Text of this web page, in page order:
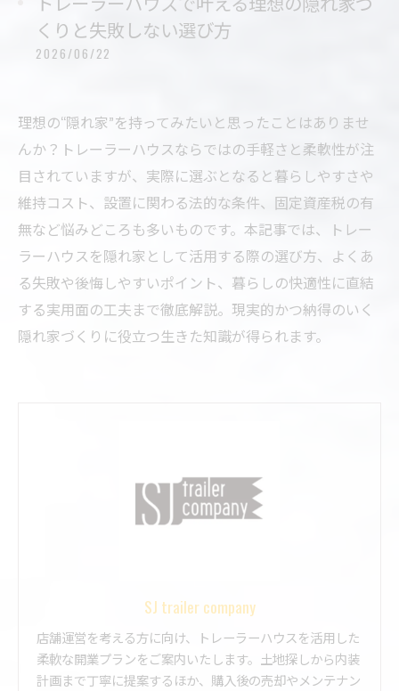
くりと失敗しない選び方
2026/06/22
理想の“隠れ家”を持ってみたいと思ったことはありませ
んか？トレーラーハウスならではの手軽さと柔軟性が注
目されていますが、実際に選ぶとなると暮らしやすさや
維持コスト、設置に関わる法的な条件、固定資産税の有
無など悩みどころも多いものです。本記事では、トレー
ラーハウスを隠れ家として活用する際の選び方、よくあ
る失敗や後悔しやすいポイント、暮らしの快適性に直結
する実用面の工夫まで徹底解説。現実的かつ納得のいく
隠れ家づくりに役立つ生きた知識が得られます。
SJ trailer company
店舗運営を考える方に向け、トレーラーハウスを活用した
柔軟な開業プランをご案内いたします。土地探しから内装
計画まで丁寧に提案するほか、購入後の売却やメンテナン